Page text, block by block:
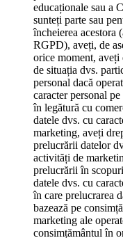
educaționale sau a
sunteți parte sau
încheierea
RGPD), aveți, de
orice moment,
de situația dvs.
personal dacă
caracter personal
în legătură cu
datele dvs. cu
marketing, aveți
prelucrării datelor
activități de
prelucrării în
datele dvs. cu
în care prelucrarea
bazează pe
marketing ale
consimțământul în